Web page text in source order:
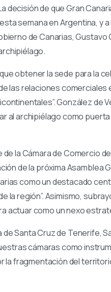
decisión de que Gran
semana en Argentina, y
de Canarias,
obtener la sede para la
las relaciones
González de
al archipiélago como
la Cámara de Comercio
de la próxima Asamblea
como un destacado
la región”. Asimismo,
actuar como un nexo
Santa Cruz de Tenerife,
cámaras como
la fragmentación del